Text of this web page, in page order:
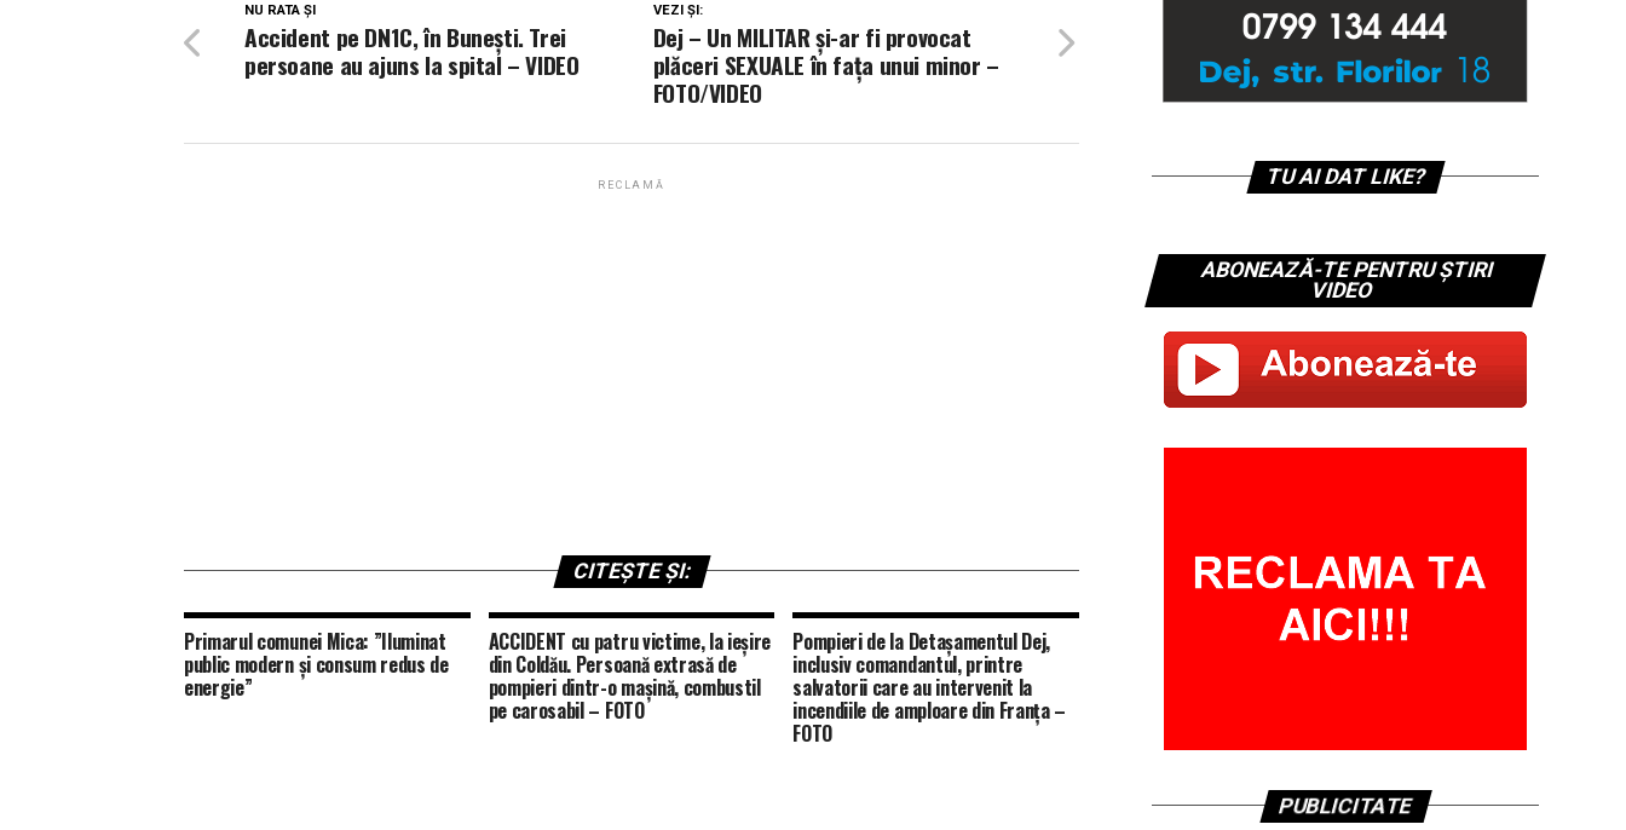
VEZI ȘI:
Dej – Un MILITAR și-ar fi provocat
plăceri SEXUALE în fața unui minor –
FOTO/VIDEO
NU RATA ȘI
Accident pe DN1C, în Bunești. Trei
persoane au ajuns la spital – VIDEO
RECLAMĂ
CITEȘTE ȘI:
Primarul comunei Mica: ”Iluminat
public modern și consum redus de
energie”
ACCIDENT cu patru victime, la ieșire
din Coldău. Persoană extrasă de
pompieri dintr-o mașină, combustil
pe carosabil – FOTO
Pompieri de la Detașamentul Dej,
inclusiv comandantul, printre
salvatorii care au intervenit la
incendiile de amploare din Franța –
FOTO
TU AI DAT LIKE?
ABONEAZĂ-TE PENTRU ȘTIRI
VIDEO
PUBLICITATE